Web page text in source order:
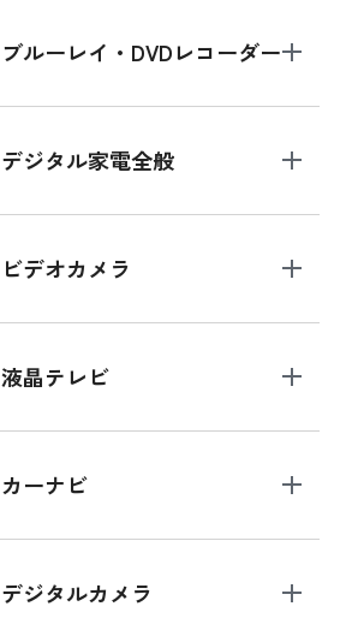
ブルーレイ・DVDレコーダー
デジタル家電全般
ビデオカメラ
液晶テレビ
カーナビ
デジタルカメラ